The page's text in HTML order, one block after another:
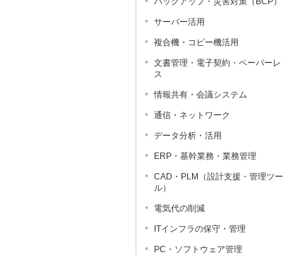
サーバー活用
複合機・コピー機活用
文書管理・電子契約・ペーパーレ
ス
情報共有・会議システム
通信・ネットワーク
データ分析・活用
ERP・基幹業務・業務管理
CAD・PLM（設計支援・管理ツー
ル）
電気代の削減
ITインフラの保守・管理
PC・ソフトウェア管理